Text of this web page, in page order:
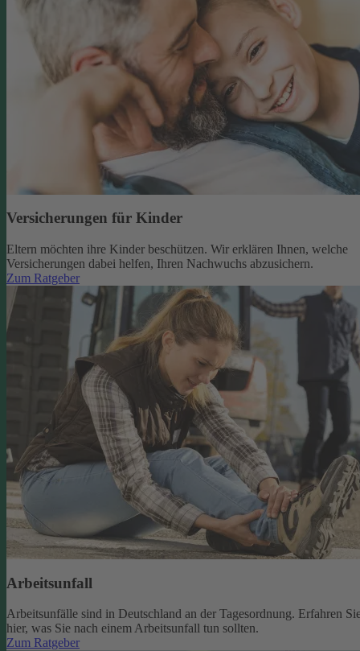
Versicherungen für Kinder
Eltern möchten ihre Kinder beschützen. Wir erklären Ihnen, welche
Versicherungen dabei helfen, Ihren Nachwuchs abzusichern.
Zum Ratgeber
Arbeitsunfall
Arbeitsunfälle sind in Deutschland an der Tagesordnung. Erfahren
hier, was Sie nach einem Arbeitsunfall tun sollten.
Zum Ratgeber